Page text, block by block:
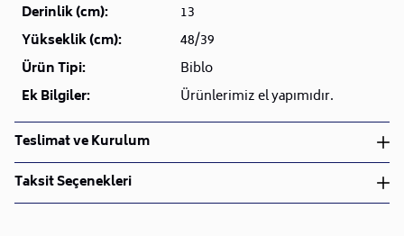
Derinlik (cm):
13
Yükseklik (cm):
48/39
Ürün Tipi:
Biblo
Ek Bilgiler:
Ürünlerimiz el yapımıdır.
Teslimat ve Kurulum
Teslimat ve Kurulum
• Siparişlerinizi aldıktan sonra en kısa sürede işleme
Taksit Seçenekleri